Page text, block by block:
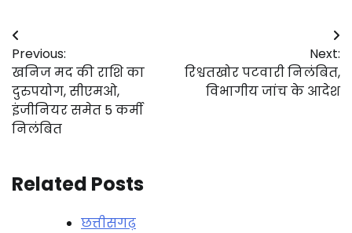
Post
navigation
Previous:
खनिज मद की राशि का
दुरुपयोग, सीएमओ,
इंजीनियर समेत 5 कर्मी
निलंबित
Next:
रिश्वतखोर पटवारी निलंबित,
विभागीय जांच के आदेश
Related Posts
छत्तीसगढ़